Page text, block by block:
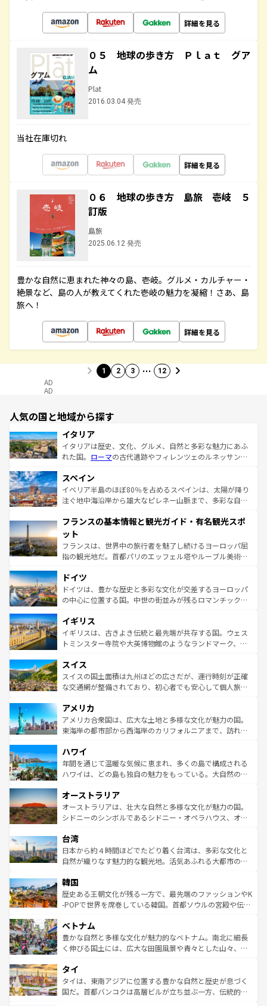
詳細を見る
０５ 地球の歩き方 Ｐｌａｔ グア
ム
Plat
2016.03.04 発売
当社在庫切れ
詳細を見る
０６ 地球の歩き方 島旅 壱岐 ５
訂版
島旅
2025.06.12 発売
豊かな自然に恵まれた神々の島、壱岐。グルメ・カルチャー・
絶景など、島の人が教えてくれた壱岐の魅力を凝縮！さあ、島
旅へ！
詳細を見る
1 2 3 … 12
AD
AD
人気の国と地域から探す
イタリア
イタリアは歴史、文化、グルメ、自然と多彩な魅力にあふ
れた国。 ローマの古代遺跡やフィレンツェのルネッサンス
ろん、トスカーナの美しい田園風景やアマルフィ海岸の絶
景など、自然景観も見逃せない。観光の合間には、本場の
ピザやパスタなど、絶品のイタリア料理を堪能することも
ませてくれるイタリアで、忘れられない旅をしてみよう！
なお、新着のイタリア情報は
しい。
スペイン
イベリア半島のほぼ80％を占めるスペインは、太陽が降り
注ぐ地中海沿岸から雄大なピレネー山脈まで、多彩な自然
文化が根付くこの国では、情熱的なフラメンコ、熱気あふ
れる闘牛、そして美味しいタパスが生活の一部となってい
る。首都マドリードの洗練された雰囲気や、バルセロナの
アートに溢れた街角から、地方では古代ローマ遺跡や中世
せる。地方によって風土や気候が異なるスペインはその個
性で訪れる人を魅了する。 なお、新着のスペイン情報は コ
ンテンツ一覧を参照してほしい。
フランスの基本情報と観光ガイド・有名観光スポ
ット
フランスは、世界中の旅行者を魅了し続けるヨーロッパ屈
指の観光地だ。首都パリのエッフェル塔やルーブル美術館
で、幅広い魅力が詰まっている。華麗な宮殿、歴史的な大
聖堂、美しいビーチ、そして豊かな自然が、訪れる者を心
から魅了する。また、フランスは美食の国としても知ら
いる。シャンパンの発祥地であるランス、プロヴァンスの
香り高いラベンダー畑など、多彩な楽しみ方が可能だ。さ
らに、パリ以外の地域にも魅力が溢れており、どの街角に
れる地方に足を運ぶとそれぞれで全く異なる文化を体験で
きるだろう。 なお、新着のフランス情報はコンテンツ一覧
を参照してほしい。
ドイツ
ドイツは、豊かな歴史と多彩な文化が交差するヨーロッパ
の中心に位置する国。中世の街並みが残るロマンチック街
顔を持つこの国は、どこを歩いても飽きることがない。ベ
ルリンの文化的活気、バイエルン州のアルプスの絶景、そ
してライン川沿いのワイン畑といった風景は必見。ビール
は、お酒好きな人にはぜひ体験してほしい。 なお、新着の
ドイツ情報はコンテンツ一覧を参照してほしい。
イギリス
イギリスは、古きよき伝統と最先端が共存する国。ウェス
トミンスター寺院や大英博物館のようなランドマーク、歴
リアごとに異なる魅力がある。また、優雅なアフタヌーン
ティー、ビール好きにはたまらない英国パブ、サッカー観
戦など、本場だからこそできる体験も豊富。イギリスを旅
ンツ一覧を参照してほしい。
スイス
スイスの国土面積は九州ほどの広さだが、運行時刻が正確
な交通網が整備されており、初心者でも安心して個人旅行
の建物がそのまま残る町や、スイスならではのユニークな
博物館もあり、アルプス観光だけでなく町歩きも満喫する
ことができる。国民の所得が高いため物価も高いが、旅行
ば市内交通費無料で観光を楽しむこともできる。 なお、新
着のスイス情報はコンテンツ一覧 を参照してほしい。
アメリカ
アメリカ合衆国は、広大な土地と多様な文化が魅力の国。
東海岸の都市部から西海岸のカリフォルニアまで、訪れる
のような巨大都市は、観光、ショッピング、エンターテイ
ンメントが詰まった刺激的なスポットだ。一方、アメリカ
西部には大自然が広がり、グランドキャニオンやイエロー
部のニューオーリンズでは、音楽と美食が融合した独特の
文化が魅力。旅行者はアメリカの各地域で異なる魅力を楽
しみながら、その多様性と豊かな歴史を感じることができ
ならではの贅沢な旅のスタイルだ。 なお、新着のアメリカ
情報はコンテンツ一覧を参照してほしい。
ハワイ
年間を通じて温暖な気候に恵まれ、多くの島で構成される
ハワイは、どの島も独自の魅力をもっている。大自然の神
ワイ島は見逃せない。また、定番の観光地といえばオアフ
島だが、静かな自然を求めるならマウイ島やカウアイ島が
おすすめ。エメラルドグリーンに輝く海をはじめ、豊かな
れるおもてなしの心で訪れる人々を迎えてくれるハワイの
人々、おいしいローカルフードやハワイアンミュージッ
ク、伝統的なフラダンスなど、すべてがハワイの魅力を彩
ワイを、存分に味わってほしい。 なお、新着のハワイ情報
はコンテンツ一覧を参照してほしい。
オーストラリア
オーストラリアは、壮大な自然と多様な文化が魅力の国。
シドニーのシンボルであるシドニー・オペラハウス、オー
リアリーフや大陸中央部にそびえるウルル（エアーズロッ
ク）、タスマニアの美しい原生林やケアンズの熱帯雨林な
ど、見どころがたくさん。また、カフェやワイン、オージ
いる。アクティビティも充実しており、サーフィンやダイ
ビング、ハイキングなど、アウトドア好きにはたまらな
い。オーストラリアの多彩な魅力を存分に味わいつくそ
参照してほしい。
台湾
日本から約４時間ほどでたどり着く台湾は、多彩な文化と
自然が織りなす魅力的な観光地。活気あふれる大都市の台
ン）、静ひつな山岳地帯である台湾東部など、都市の喧騒
と山間の静けさが共存しており、訪れる人に新しい発見と
驚きをもたらしてくれる。また、奥深い台湾の食文化も魅
容にもいいと評判のスイーツなど、バラエティ豊かな料理
が味わえる。 なお、新着の台湾情報は コンテンツ一覧を参
照してほしい。
韓国
歴史ある王朝文化が残る一方で、最先端のファッションやK
-POPで世界を席巻している韓国。首都ソウルの宮殿や伝統
き、地方に足を延ばせば四季折々の自然美を楽しむことが
できる。そして、キムチや焼肉、絶品のストリートフード
まで、さまざまな韓国料理が待っている。夜には、韓国な
リティに包まれながら、韓国の多彩な魅力を心ゆくまで味
わってみてほしい。 なお、新着の韓国情報はコンテンツ一
覧を参照してほしい。
ベトナム
豊かな自然と多様な文化が魅力的なベトナム。南北に細長
く伸びる国土には、広大な田園風景や青々とした山々、世
急速な発展と共に伝統が息づく。ハノイの古い町並みやホ
ーチミン市のフランス統治時代の建物も、独特の雰囲気を
醸し出している。また、バラエティの豊かさとおいしさで
タイ
タイは、東南アジアに位置する豊かな自然と歴史が息づく
国だ。首都バンコクは高層ビルが立ち並ぶ一方、伝統的な